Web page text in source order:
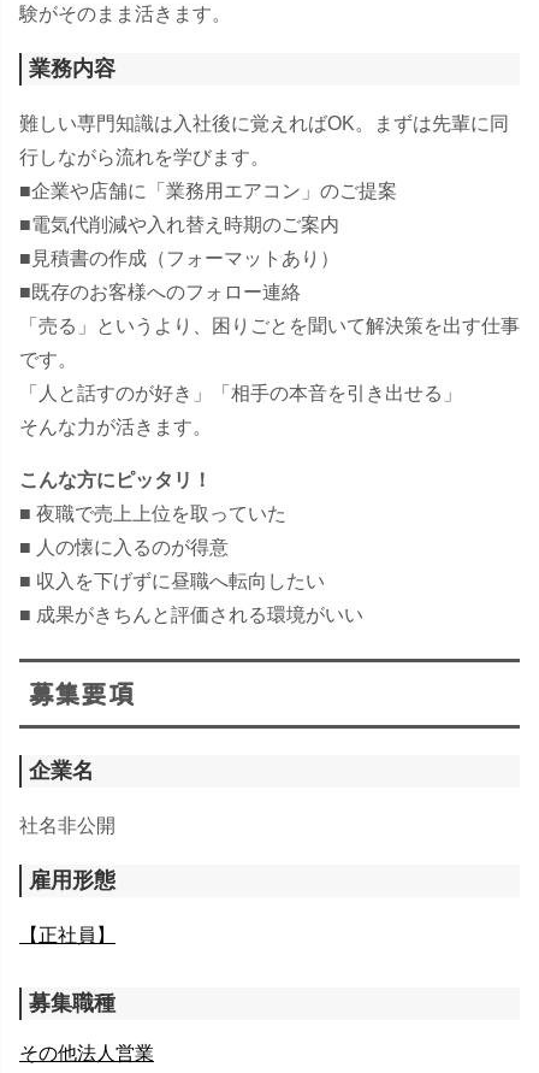
験がそのまま活きます。
業務内容
難しい専門知識は入社後に覚えればOK。まずは先輩に同
行しながら流れを学びます。
■企業や店舗に「業務用エアコン」のご提案
■電気代削減や入れ替え時期のご案内
■見積書の作成（フォーマットあり）
■既存のお客様へのフォロー連絡
「売る」というより、困りごとを聞いて解決策を出す仕事
です。
「人と話すのが好き」「相手の本音を引き出せる」
そんな力が活きます。
こんな方にピッタリ！
■ 夜職で売上上位を取っていた
■ 人の懐に入るのが得意
■ 収入を下げずに昼職へ転向したい
■ 成果がきちんと評価される環境がいい
募集要項
企業名
社名非公開
雇用形態
【正社員】
募集職種
その他法人営業